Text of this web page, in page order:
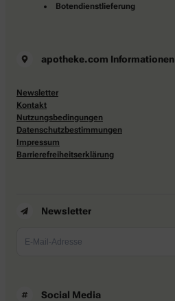
Botendienstlieferung
apotheke.com Informationen
Newsletter
Kontakt
Nutzungsbedingungen
Datenschutzbestimmungen
Impressum
Barrierefreiheitserklärung
Newsletter
Social Media